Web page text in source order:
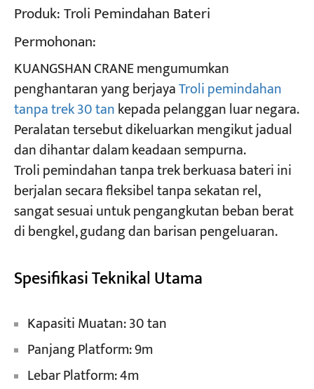
Blog
Berita
Permohonan
Tentang kita
Hubungi Kami
Produk:Troli Pemindahan Bateri
Permohonan:
KUANGSHAN CRANE mengumumkan
penghantaran yang berjayaTroli pemindahan
tanpa trek 30 tankepada pelanggan luar negara.
Peralatan tersebut dikeluarkan mengikut jadual
dan dihantar dalam keadaan sempurna.
Troli pemindahan tanpa trek berkuasa bateri ini
berjalan secara fleksibel tanpa sekatan rel,
sangat sesuai untuk pengangkutan beban berat
di bengkel, gudang dan barisan pengeluaran.
Spesifikasi Teknikal Utama
Kapasiti Muatan: 30 tan
Panjang Platform: 9m
Lebar Platform: 4m